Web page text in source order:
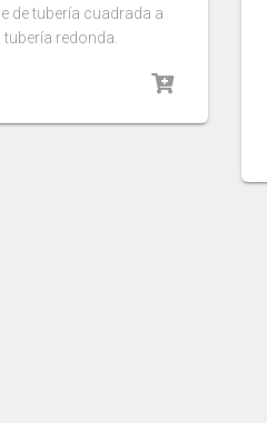
de tubería cuadrada a
tubería redonda.